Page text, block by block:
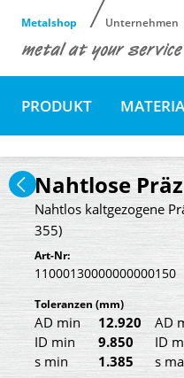
Metalshop Unternehmen
PRODUKT
Nahtlose
Nahtlos kaltgezogene
355)
Art-Nr:
11000130000000000150
Toleranzen (mm)
AD min 12.920 AD
ID min
9.850 ID
s min
1.385 s